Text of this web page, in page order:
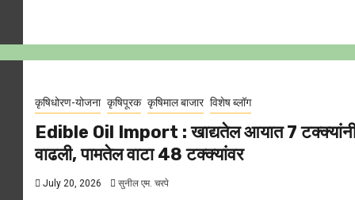
कृषिधोरण-योजना कृषिपूरक कृषिमाल बाजार विशेष ब्लॉग
Edible Oil Import : खाद्यतेल आयात 7
वाढली, पामतेल वाटा 48 टक्क्यांवर
July 20, 2026 सुनील एम. चरपे